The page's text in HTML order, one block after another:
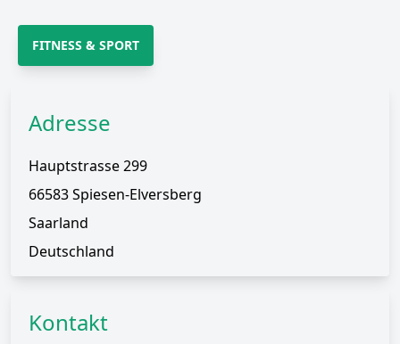
FITNESS & SPORT
Adresse
Hauptstrasse 299
66583 Spiesen-Elversberg
Saarland
Deutschland
Kontakt